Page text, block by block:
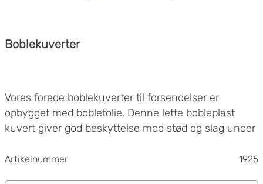
Boblekuverter
Vores forede boblekuverter til forsendelser er
opbygget med boblefolie. Denne lette bobleplast
kuvert giver god beskyttelse mod stød og slag under
genstande.
Artikelnummer 1925